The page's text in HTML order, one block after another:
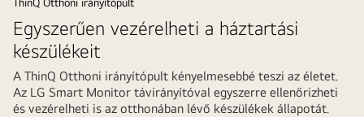
Egyszerűen vezérelheti a háztartási
készülékeit
A ThinQ Otthoni irányítópult kényelmesebbé teszi az életet.
Az LG Smart Monitor távirányítóval egyszerre ellenőrizheti
és vezérelheti is az otthonában lévő készülékek állapotát.